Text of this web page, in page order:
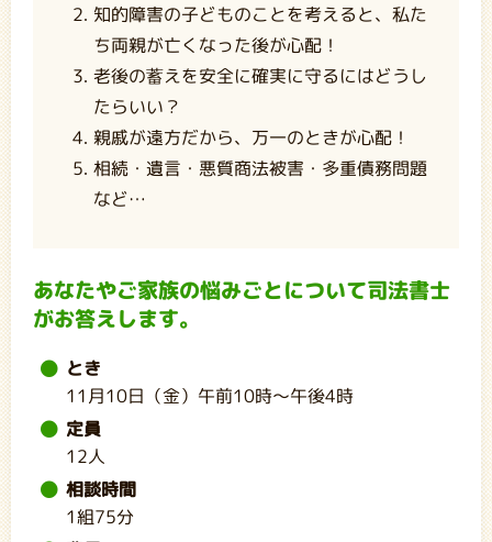
知的障害の子どものことを考えると、私た
ち両親が亡くなった後が心配！
老後の蓄えを安全に確実に守るにはどうし
たらいい？
親戚が遠方だから、万一のときが心配！
相続・遺言・悪質商法被害・多重債務問題
など…
あなたやご家族の悩みごとについて司法書士
がお答えします。​​​​​​​
とき
11月10日（金）午前10時～午後4時
定員
12人
相談時間
1組75分